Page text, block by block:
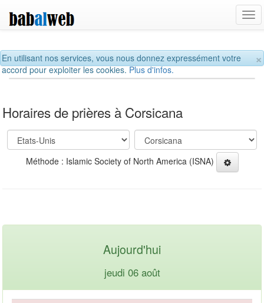
×
En utilisant nos services, vous nous donnez expressément votre
accord pour exploiter les cookies.Plus d'infos.
Horaires de prières à Corsicana
Méthode : Islamic Society of North America (ISNA)
Aujourd'hui
jeudi 06 août